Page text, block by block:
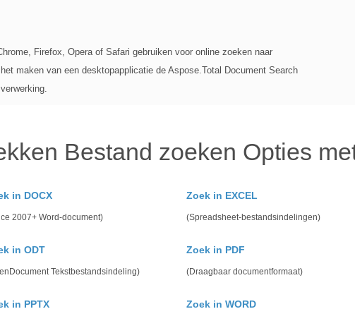
Firefox, Opera of Safari gebruiken voor online zoeken naar
maken van een desktopapplicatie de Aspose.Total Document Search
Bestand zoeken Opties
in DOCX
2007+ Word-document)
Zoek in EXCEL
(Spreadsheet-bestandsindelingen)
in ODT
Tekstbestandsindeling)
Zoek in PDF
(Draagbaar documentformaat)
in PPTX Zoek in WORD